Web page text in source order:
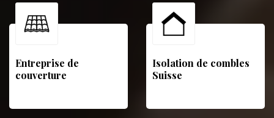
Entreprise de
couverture
Isolation de combles
Suisse